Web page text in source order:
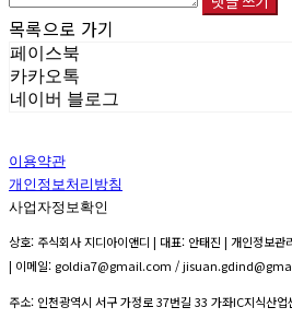
목록으로 가기
페이스북
카카오톡
네이버 블로그
이용약관
개인정보처리방침
사업자정보확인
상호: 주식회사 지디아이앤디 | 대표: 안태진 | 개인정보
| 이메일: goldia7@gmail.com /
주소: 인천광역시 서구 가정로 37번길 33 가좌IC지식산